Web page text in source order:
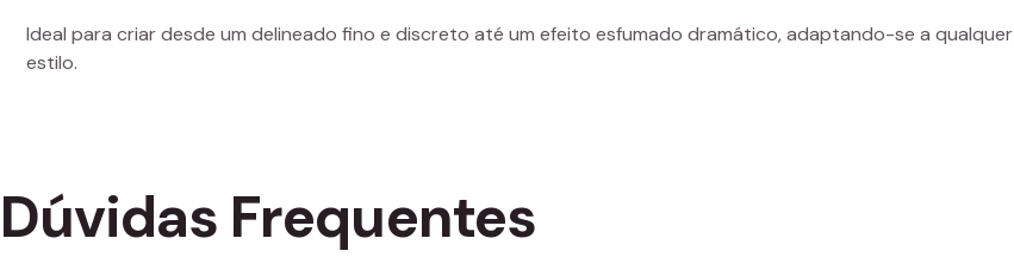
Ideal para criar desde um delineado fino e discreto até um efeito esfumado dramático, adaptando-se a qualquer
estilo.
Dúvidas Frequentes